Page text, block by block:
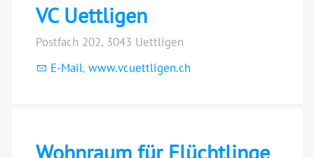
VC Uettligen
Postfach 202, 3043 Uettligen
E-Mail, www.vcuettligen.ch
Wohnraum für Flüchtlinge